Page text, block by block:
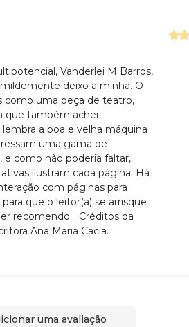
Vanderlei M Barros,
deixo a minha. O
como uma peça de teatro,
que também achei
a boa e velha máquina
uma gama de
como não poderia faltar,
ilustram cada página. Há
com páginas para
que o leitor(a) se arrisque
recomendo... Créditos da
Ana Maria Cacia.
uma avaliação